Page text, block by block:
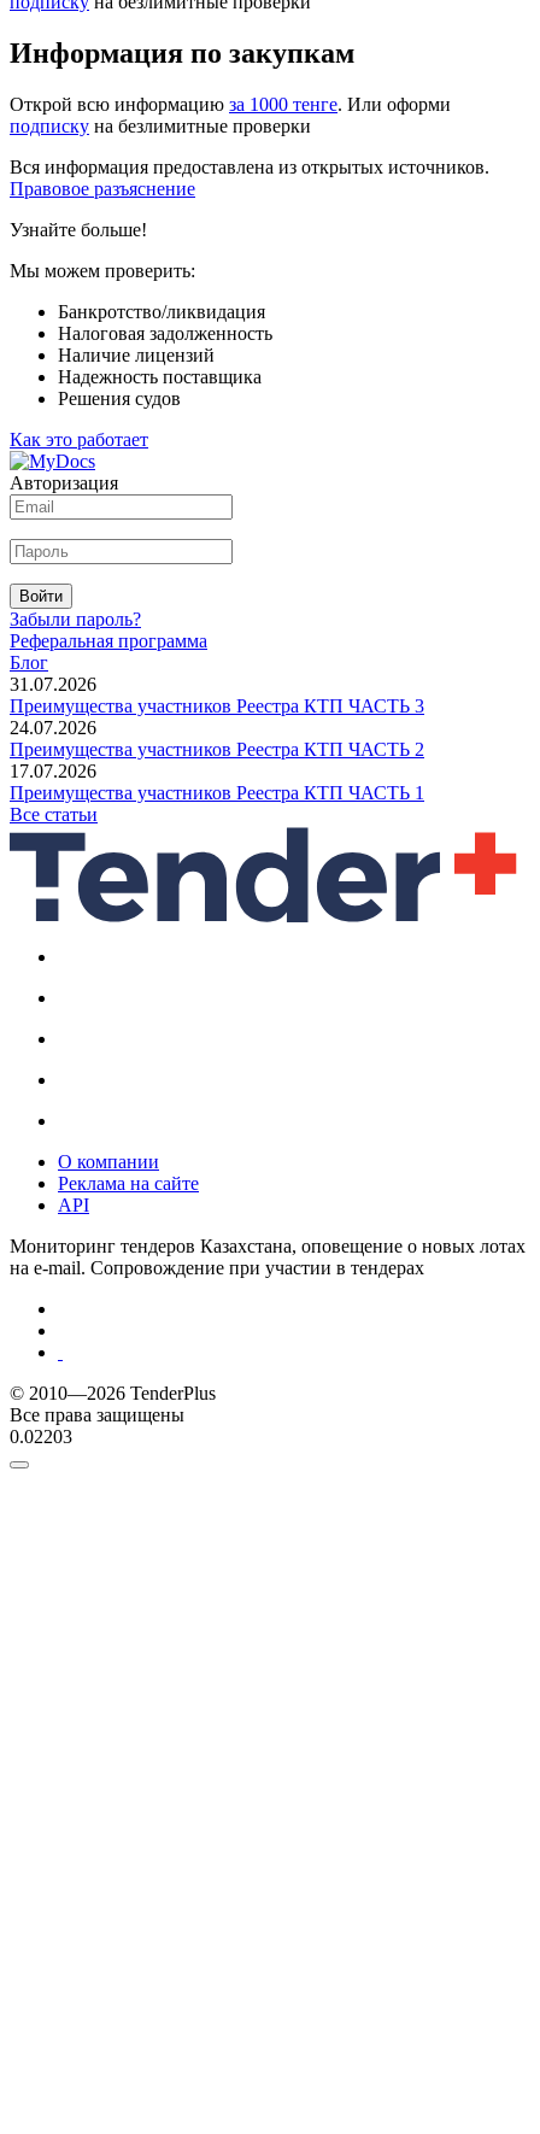
Информация по закупкам
Открой всю информацию за 1000 тенге. Или оформи
подписку на безлимитные проверки
Вся информация предоставлена из открытых источников.
Правовое разъяснение
Узнайте больше!
Мы можем проверить:
Банкротство/ликвидация
Налоговая задолженность
Наличие лицензий
Надежность поставщика
Решения судов
Как это работает
Авторизация
Войти
Забыли пароль?
Реферальная программа
Блог
31.07.2026
Преимущества участников Реестра КТП ЧАСТЬ 3
24.07.2026
Преимущества участников Реестра КТП ЧАСТЬ 2
17.07.2026
Преимущества участников Реестра КТП ЧАСТЬ 1
Все статьи
О компании
Реклама на сайте
API
Мониторинг тендеров Казахстана, оповещение о новых лотах
на e-mail. Сопровождение при участии в тендерах
© 2010—2026 TenderPlus
Все права защищены
0.02203